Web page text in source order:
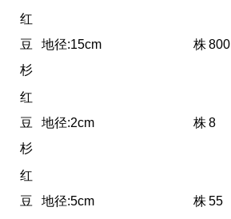
红
豆
杉
地径:15cm 株800
红
豆
杉
地径:2cm 株8
红
豆
地径:5cm 株55